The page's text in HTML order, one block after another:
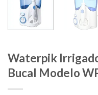
Waterpik
Bucal Modelo